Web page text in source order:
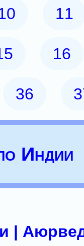
11
16
36
Индии
|